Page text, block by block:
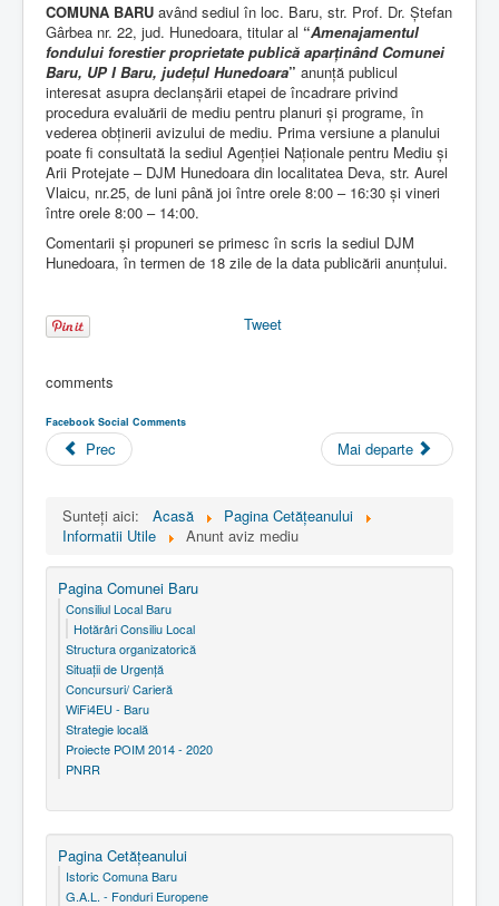
evaluați
COMUNA BARU având sediul în loc. Baru, str. Prof. Dr. Ștefan
Gârbea nr. 22, jud. Hunedoara, titular al “Amenajamentul
fondului forestier proprietate publică aparținând Comunei
Baru, UP I Baru, județul Hunedoara” anunță publicul
interesat asupra declanșării etapei de încadrare privind
procedura evaluării de mediu pentru planuri și programe, în
vederea obținerii avizului de mediu. Prima versiune a planului
poate fi consultată la sediul Agenției Naționale pentru Mediu și
Arii Protejate – DJM Hunedoara din localitatea Deva, str. Aurel
Vlaicu, nr.25, de luni până joi între orele 8:00 – 16:30 și vineri
între orele 8:00 – 14:00.
Comentarii și propuneri se primesc în scris la sediul DJM
Hunedoara, în termen de 18 zile de la data publicării anunțului.
Tweet
comments
Facebook Social Comments
Prec Mai departe
Sunteți aici: Acasă
Pagina Cetăţeanului
Informatii Utile
Anunt aviz mediu
Pagina Comunei Baru
Consiliul Local Baru
Hotărâri Consiliu Local
Structura organizatorică
Situaţii de Urgenţă
Concursuri/ Carieră
WiFi4EU - Baru
Strategie locală
Proiecte POIM 2014 - 2020
PNRR
Pagina Cetăţeanului
Istoric Comuna Baru
G.A.L. - Fonduri Europene